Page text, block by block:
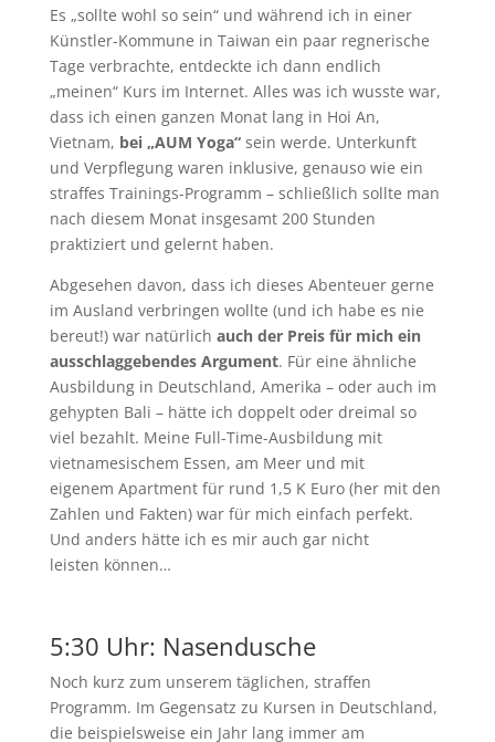
Es „sollte wohl so sein“ und während ich in einer
Künstler-Kommune in Taiwan ein paar regnerische
Tage verbrachte, entdeckte ich dann endlich
„meinen“ Kurs im Internet. Alles was ich wusste war,
dass ich einen ganzen Monat lang in Hoi An,
Vietnam, bei „AUM Yoga“sein werde. Unterkunft
und Verpflegung waren inklusive, genauso wie ein
straffes Trainings-Programm – schließlich sollte man
nach diesem Monat insgesamt 200 Stunden
praktiziert und gelernt haben.
Abgesehen davon, dass ich dieses Abenteuer gerne
im Ausland verbringen wollte (und ich habe es nie
bereut!) war natürlich auch der Preis für mich ein
ausschlaggebendes Argument. Für eine ähnliche
Ausbildung in Deutschland, Amerika – oder auch im
gehypten Bali – hätte ich doppelt oder dreimal so
viel bezahlt. Meine Full-Time-Ausbildung mit
vietnamesischem Essen, am Meer und mit
eigenem Apartment für rund 1,5 K Euro (her mit den
Zahlen und Fakten) war für mich einfach perfekt.
Und anders hätte ich es mir auch gar nicht
leisten können…
5:30 Uhr: Nasendusche
Noch kurz zum unserem täglichen, straffen
Programm. Im Gegensatz zu Kursen in Deutschland,
die beispielsweise ein Jahr lang immer am